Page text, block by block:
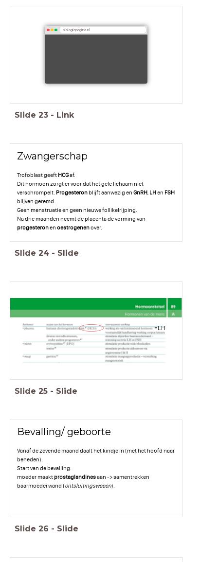
biologiepagina.nl
Slide 23 - Link
Zwangerschap
Trofoblast geeft HCGaf.
Dit hormoon zorgt er voor dat het gele lichaam niet
verschrompelt. Progesteronblijft aanwezig en GnRH, LHen FSH
blijven geremd.
Geen menstruatie en geen nieuwe follikelrijping.
Na drie maanden neemt de placenta de vorming van
progesteronen oestrogenenover.
Slide 24 - Slide
=LH
Slide 25 - Slide
Bevalling/ geboorte
Vanaf de zevende maand daalt het kindje in (met het hoofd naar
beneden).
Start van de bevalling:
moeder maakt prostaglandinesaan -> samentrekken
baarmoederwand (ontsluitingsweeën).
Slide 26 - Slide